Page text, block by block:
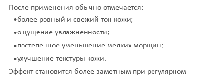
После применения обычно отмечается:
более ровный и свежий тон кожи;
ощущение увлажненности;
постепенное уменьшение мелких морщин;
улучшение текстуры кожи.
Эффект становится более заметным при регулярном